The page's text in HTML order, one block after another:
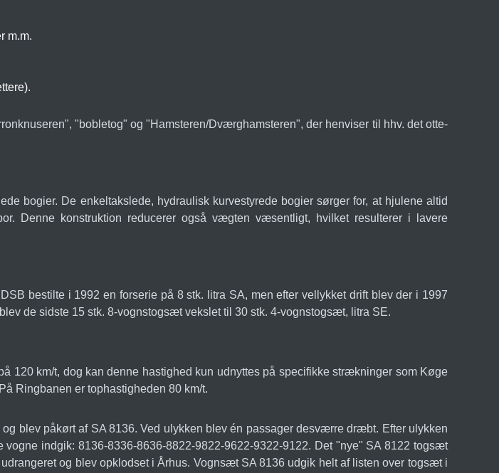
m.m.
"bobletog" og "Hamsteren/Dværghamsteren", der henviser til hhv. det otte-
bogier. De enkeltakslede, hydraulisk kurvestyrede bogier sørger for, at hjulene altid
Denne konstruktion reducerer også vægten væsentligt, hvilket resulterer i lavere
bestilte i 1992 en forserie på 8 stk. litra SA, men efter vellykket drift blev der i 1997
de sidste 15 stk. 8-vognstogsæt vekslet til 30 stk. 4-vognstogsæt, litra SE.
120 km/t, dog kan denne hastighed kun udnyttes på specifikke strækninger som Køge
Ringbanen er tophastigheden 80 km/t.
blev påkørt af SA 8136. Ved ulykken blev én passager desværre dræbt. Efter ulykken
indgik: 8136-8336-8636-8822-9822-9622-9322-9122. Det "nye" SA 8122 togsæt
og blev opklodset i Århus. Vognsæt SA 8136 udgik helt af listen over togsæt i